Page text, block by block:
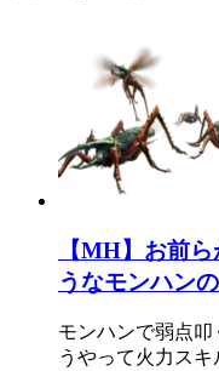
【MH】お前
うなモンハン
モンハンで弱点
うやって火力ス